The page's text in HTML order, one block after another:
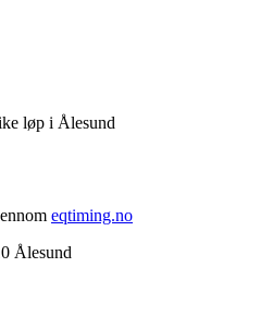
løp i Ålesund
eqtiming.no
Ålesund